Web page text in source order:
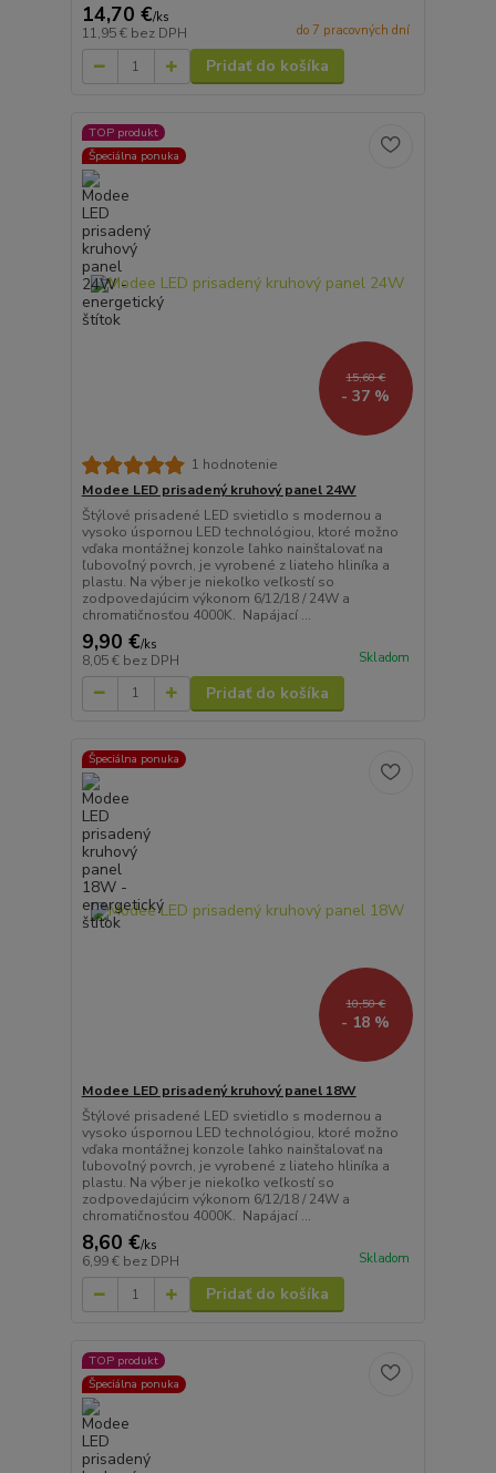
14,70 €/ks
11,95 € bez DPH do 7 pracovných dní
Pridať do košíka
TOP produkt
Špeciálna ponuka
15,60 €
- 37 %
1 hodnotenie
Modee LED prisadený kruhový panel 24W
Štýlové prisadené LED svietidlo s modernou a
vysoko úspornou LED technológiou, ktoré možno
vďaka montážnej konzole ľahko nainštalovať na
ľubovoľný povrch, je vyrobené z liateho hliníka a
plastu. Na výber je niekoľko veľkostí so
zodpovedajúcim výkonom 6/12/18 / 24W a
chromatičnosťou 4000K. Napájací ...
9,90 €/ks
8,05 € bez DPH Skladom
Pridať do košíka
Špeciálna ponuka
10,50 €
- 18 %
Modee LED prisadený kruhový panel 18W
Štýlové prisadené LED svietidlo s modernou a
vysoko úspornou LED technológiou, ktoré možno
vďaka montážnej konzole ľahko nainštalovať na
ľubovoľný povrch, je vyrobené z liateho hliníka a
plastu. Na výber je niekoľko veľkostí so
zodpovedajúcim výkonom 6/12/18 / 24W a
chromatičnosťou 4000K. Napájací ...
8,60 €/ks
6,99 € bez DPH Skladom
Pridať do košíka
TOP produkt
Špeciálna ponuka